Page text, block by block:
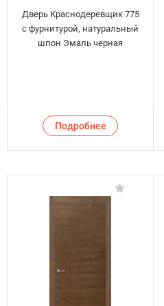
Дверь Краснодеревщик 775
с фурнитурой, натуральный
шпон Эмаль черная
Подробнее